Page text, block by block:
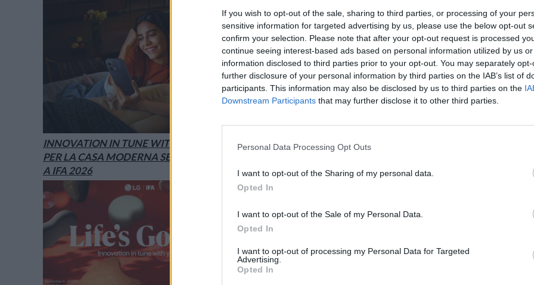
If you wish to opt-out of the sale, sharing to third parties, or processing of your
sensitive information for targeted advertising by us, please use the below opt-out
confirm your selection. Please note that after your opt-out request is processed
continue seeing interest-based ads based on personal information utilized by us
information disclosed to third parties prior to your opt-out. You may separately
further disclosure of your personal information by third parties on the IAB’s list of
participants. This information may also be disclosed by us to third parties on the
Downstream Participants that may further disclose it to other third parties.
Personal Data Processing Opt Outs
I want to opt-out of the Sharing of my personal data.
Opted In
I want to opt-out of the Sale of my Personal Data.
Opted In
I want to opt-out of processing my Personal Data for Targeted
Advertising.
Opted In
Una risata seppellirà la crisi. Questa nuova campagna ha
prima volta, da Beppe Quintale già alle prese, per conto di H3G, con
Diretti da Daniele Lucchetti, un regista affermato nel cinema ma
battute su uno schermo diviso a metà intorno ad un prodotto
con una forte pressione di marketing.
La scelta dei media è a cura di Ageis Media Italia, la creatività dei
direzione creativa di Francesco Taddeucci e Luca Albanese.
INNOVATION IN TUNE WITH YOU: L’AI
PER LA CASA MODERNA SECONDO LG È
A IFA 2026